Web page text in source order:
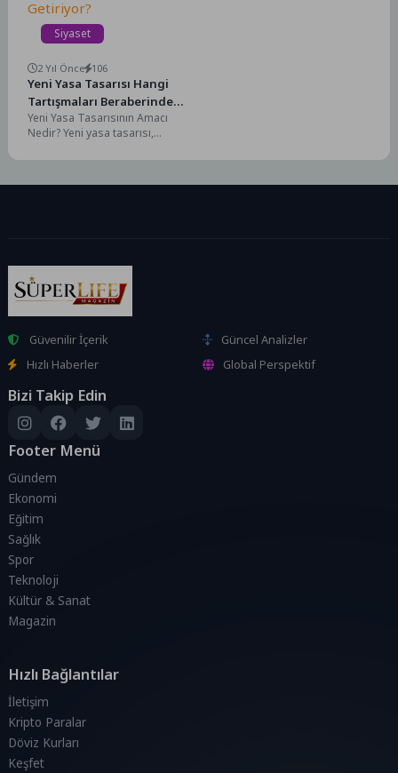
Siyaset
2 Yıl Önce 106
Yeni Yasa Tasarısı Hangi
Tartışmaları Beraberinde
Getiriyor?
Yeni Yasa Tasarısının Amacı
Nedir? Yeni yasa tasarısı,
vermek ve mevcut sorunları...
Güvenilir İçerik
Güncel Analizler
Hızlı Haberler
Global Perspektif
Bizi Takip Edin
Footer Menü
Gündem
Ekonomi
Eğitim
Sağlık
Spor
Teknoloji
Kültür & Sanat
Magazin
Hızlı Bağlantılar
İletişim
Kripto Paralar
Döviz Kurları
Keşfet